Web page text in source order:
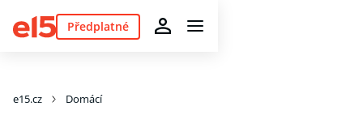
Předplatné
e15.cz Domácí